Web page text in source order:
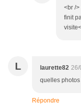
<br />
finit
L laurette82 26/
quelles
Répondre